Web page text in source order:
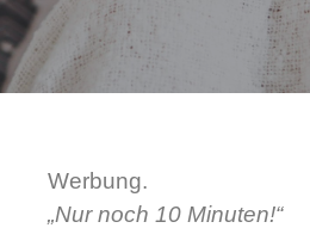
Werbung.
„Nur noch 10 Minuten!“